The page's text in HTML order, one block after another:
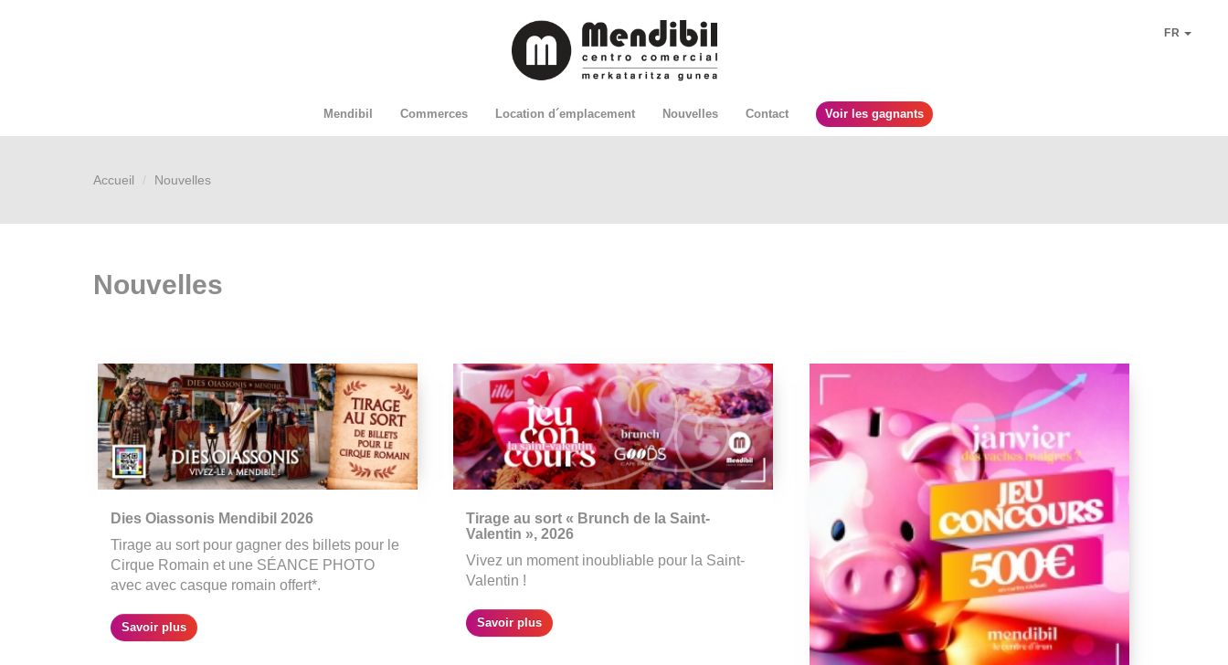
FR
Mendibil Commerces Location d´emplacement Nouvelles Contact Voir les gagnants
Accueil Nouvelles
Nouvelles
Dies Oiassonis Mendibil 2026
Tirage au sort pour gagner des billets pour le
Cirque Romain et une SÉANCE PHOTO
avec avec casque romain offert*.
Savoir plus
Tirage au sort « Brunch de la Saint-
Valentin », 2026
Vivez un moment inoubliable pour la Saint-
Valentin !
Savoir plus